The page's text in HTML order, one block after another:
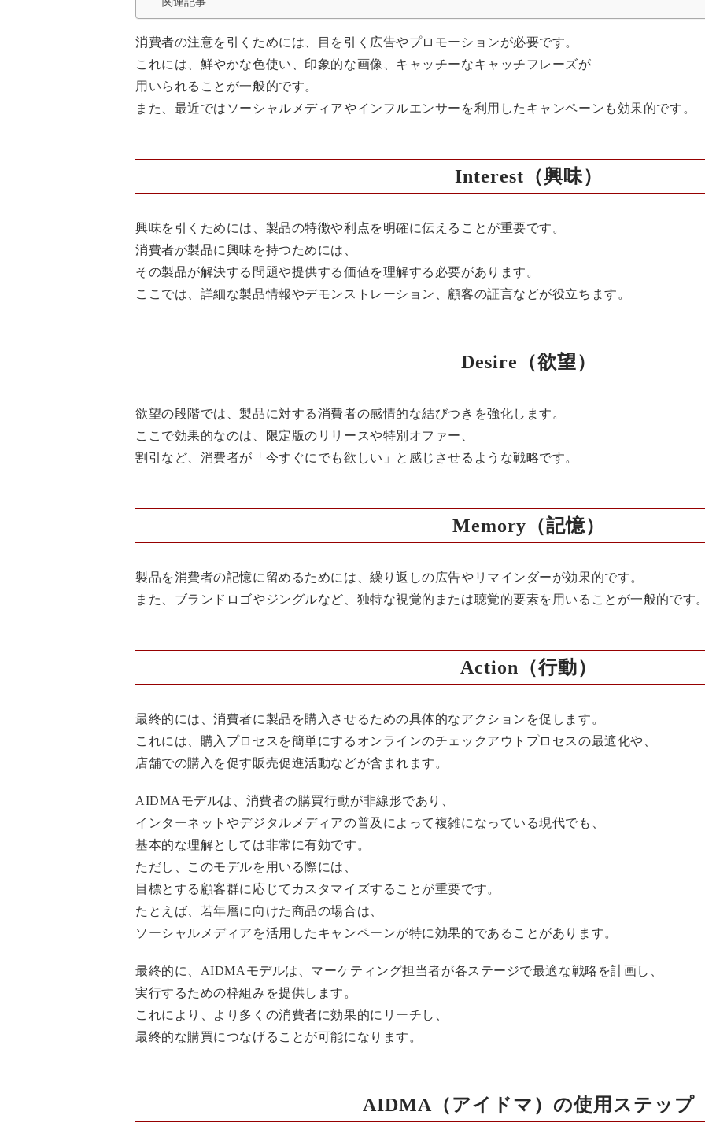
消費者の注意を引くためには、目を引く広告やプロモーションが必要です。
これには、鮮やかな色使い、印象的な画像、キャッチーなキャッチフレーズが
用いられることが一般的です。
また、最近ではソーシャルメディアやインフルエンサーを利用したキャンペーンも効果的です。
Interest（興味）
興味を引くためには、製品の特徴や利点を明確に伝えることが重要です。
消費者が製品に興味を持つためには、
その製品が解決する問題や提供する価値を理解する必要があります。
ここでは、詳細な製品情報やデモンストレーション、顧客の証言などが役立ちます。
Desire（欲望）
欲望の段階では、製品に対する消費者の感情的な結びつきを強化します。
ここで効果的なのは、限定版のリリースや特別オファー、
割引など、消費者が「今すぐにでも欲しい」と感じさせるような戦略です。
Memory（記憶）
製品を消費者の記憶に留めるためには、繰り返しの広告やリマインダーが効果的です。
また、ブランドロゴやジングルなど、独特な視覚的または聴覚的要素を用いることが一般的です。
Action（行動）
最終的には、消費者に製品を購入させるための具体的なアクションを促します。
これには、購入プロセスを簡単にするオンラインのチェックアウトプロセスの最適化や、
店舗での購入を促す販売促進活動などが含まれます。
AIDMAモデルは、消費者の購買行動が非線形であり、
インターネットやデジタルメディアの普及によって複雑になっている現代でも、
基本的な理解としては非常に有効です。
ただし、このモデルを用いる際には、
目標とする顧客群に応じてカスタマイズすることが重要です。
たとえば、若年層に向けた商品の場合は、
ソーシャルメディアを活用したキャンペーンが特に効果的であることがあります。
最終的に、AIDMAモデルは、マーケティング担当者が各ステージで最適な戦略を計画し、
実行するための枠組みを提供します。
これにより、より多くの消費者に効果的にリーチし、
最終的な購買につなげることが可能になります。
AIDMA（アイドマ）の使用ステップ